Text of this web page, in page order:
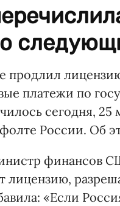
платежи по
сегодня,
России. Об
финансов
лицензию,
«Если